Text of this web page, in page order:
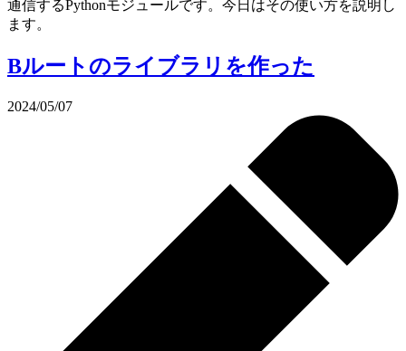
通信するPythonモジュールです。今日はその使い方を説明し
ます。
Bルートのライブラリを作った
2024/05/07